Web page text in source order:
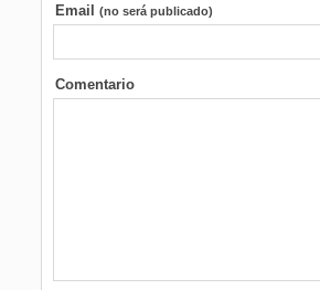
Email (no será publicado)
Comentario